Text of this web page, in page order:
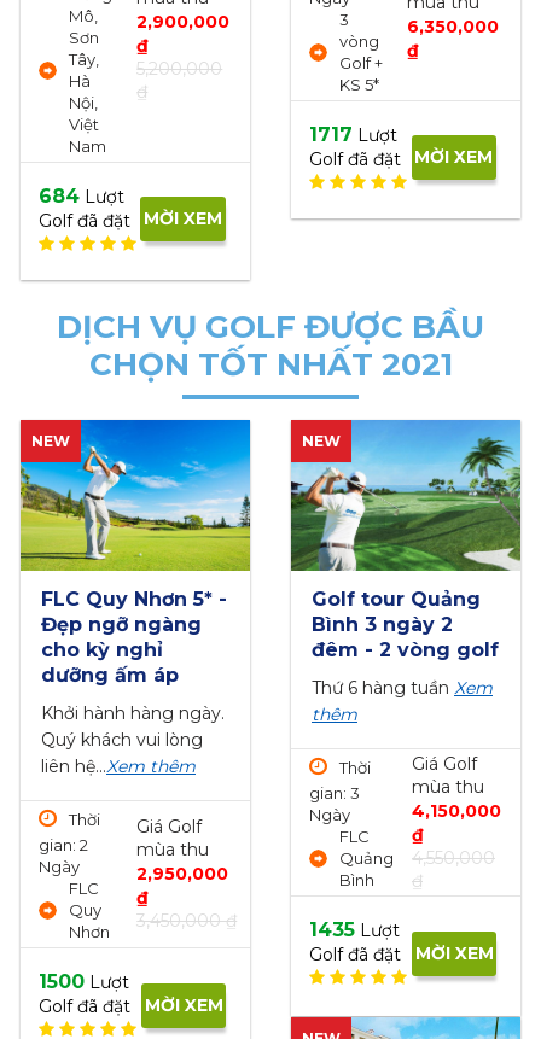
3
vòng
Golf +
KS 5*
6,350,000
₫
1717Lượt
Golf đã đặt
MỜI XEM
2
vòng
Golf +
KS 5*
4,300,000
₫
1694 Lượt
Golf đã đặt
MỜI XEM
DỊCH VỤ GOLF ĐƯỢC BẦU
CHỌN TỐT NHẤT 2021
NEW
Sân Sông Bé Golf
Resort 18 hố
trong tuần
Từ thứ 2 đến thứ 6
Xem thêm
Thời gian: 1
77 Binh
Duong
Boulevard,
Lai Thieu
Ward,
Thuan An...
mùa thu
1,950,000
₫
2,350,000
1849 Lượt
Golf đã đặt
MỜI XEM
Đặt tee off Hilltop
Valley Golf Club -
18 hố - cuối tuần
Khởi hành thứ bảy,
chủ nhật
Thời
gian: 1
Ngày
Dân
Hạ, Kỳ
Sơn,
Hòa
Bình
Giá Golf
mùa thu
2,000,000
₫
2,250,000 ₫
1858Lượt